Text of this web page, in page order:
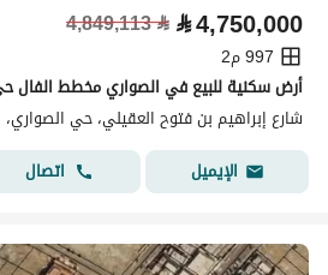
⃁4,750,000
⃁
4,849,113
997 م2
أرض سكنية للبيع في الصواري مخطط الفال حي
شارع إبراهيم بن فتوح العقيلي، حي
الإيميل
اتصال